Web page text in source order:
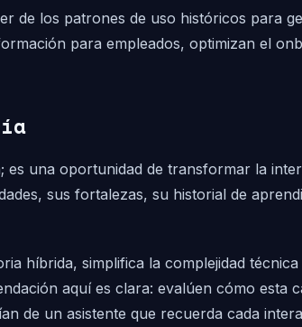
de los patrones de uso históricos para
para empleados, optimizan el
una oportunidad de transformar la
sus fortalezas, su historial de
híbrida, simplifica la complejidad
aquí es clara: evalúen cómo esta
de un asistente que recuerda cada